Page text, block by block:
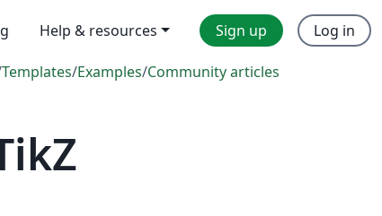
Help & resources Sign up Log in
Templates/Examples/Community articles